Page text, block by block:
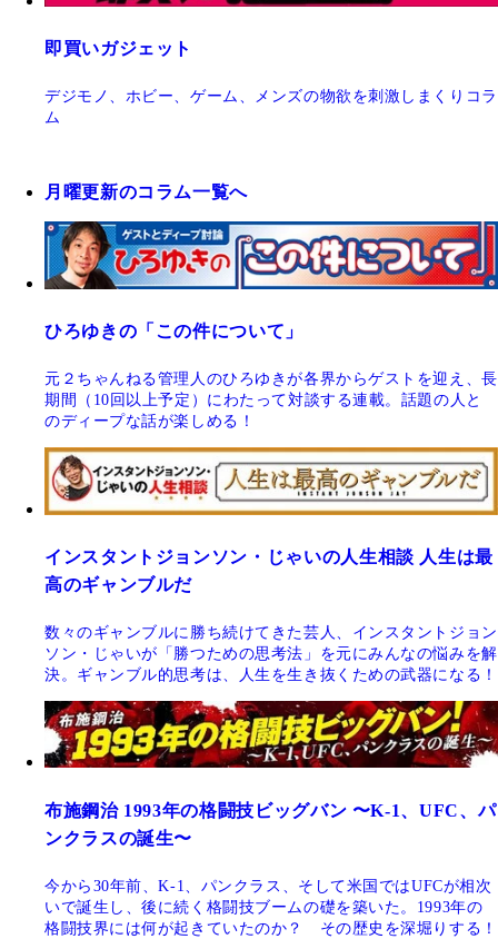
即買いガジェット
デジモノ、ホビー、ゲーム、メンズの物欲を刺激しまくりコラ
ム
月曜更新のコラム一覧へ
ひろゆきの「この件について」
元２ちゃんねる管理人のひろゆきが各界からゲストを迎え、長
期間（10回以上予定）にわたって対談する連載。話題の人と
のディープな話が楽しめる！
インスタントジョンソン・じゃいの人生相談 人生は最
高のギャンブルだ
数々のギャンブルに勝ち続けてきた芸人、インスタントジョン
ソン・じゃいが「勝つための思考法」を元にみんなの悩みを解
決。ギャンブル的思考は、人生を生き抜くための武器になる！
布施鋼治 1993年の格闘技ビッグバン 〜K-1、UFC、パ
ンクラスの誕生〜
今から30年前、K-1、パンクラス、そして米国ではUFCが相次
いで誕生し、後に続く格闘技ブームの礎を築いた。1993年の
格闘技界には何が起きていたのか？ その歴史を深堀りする！